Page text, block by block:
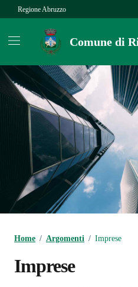
Vai ai contenuti
Vai al footer
Regione Abruzzo
Comune di
Contenuti in
Home / Argomenti / Imprese
Imprese